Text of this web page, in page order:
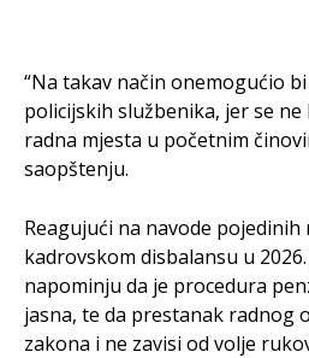
“Na takav način onemogućio
policijskih službenika, jer se
radna mjesta u početnim
saopštenju.
Reagujući na navode pojedinih
kadrovskom disbalansu u
napominju da je procedura
jasna, te da prestanak radnog
zakona i ne zavisi od volje